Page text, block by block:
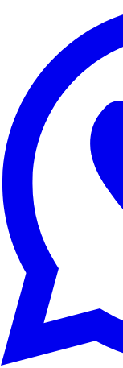
Utilizamos cookies
tráfego do site e
cookies aceitar.
Rejeitar tudo